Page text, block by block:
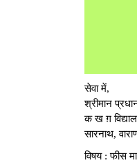
सेवा में,
श्रीमान
क ख ग़
सारनाथ,
विषय : फीस